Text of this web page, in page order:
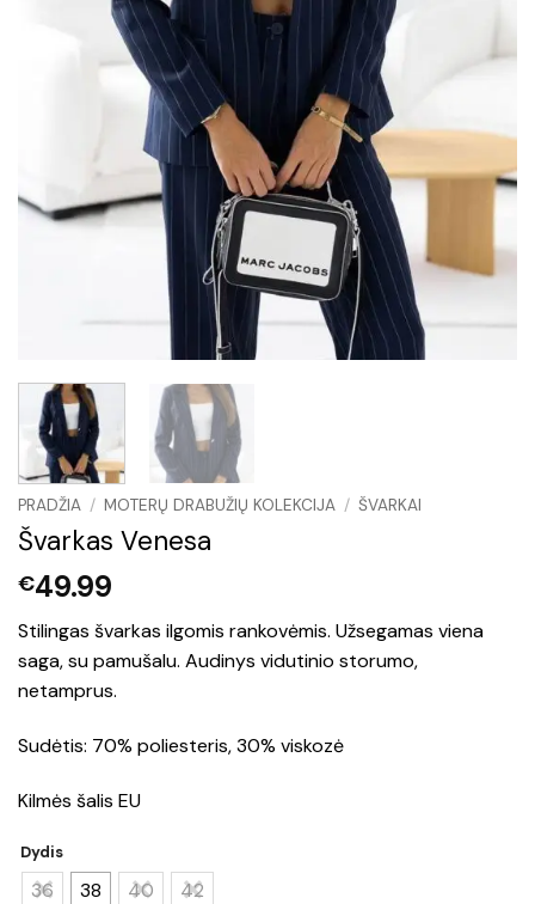
PRADŽIA / MOTERŲ DRABUŽIŲ KOLEKCIJA / ŠVARKAI
Švarkas Venesa
€49.99
Stilingas švarkas ilgomis rankovėmis. Užsegamas viena
saga, su pamušalu. Audinys vidutinio storumo,
netamprus.
Sudėtis: 70% poliesteris, 30% viskozė
Kilmės šalis EU
Dydis
36 38 40 42